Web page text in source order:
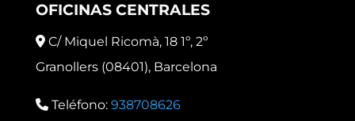
OFICINAS CENTRALES
C/ Miquel Ricomà, 18 1º, 2º
Granollers (08401), Barcelona
Teléfono: 938708626